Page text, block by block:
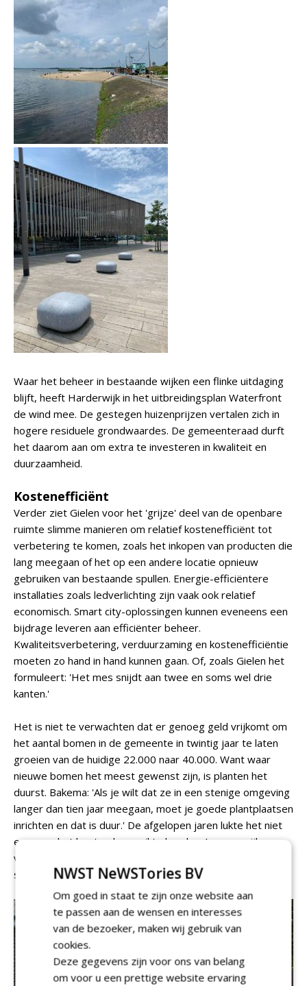
Waar het beheer in bestaande wijken een flinke uitdaging
blijft, heeft Harderwijk in het uitbreidingsplan Waterfront
de wind mee. De gestegen huizenprijzen vertalen zich in
hogere residuele grondwaardes. De gemeenteraad durft
het daarom aan om extra te investeren in kwaliteit en
duurzaamheid.
Kostenefficiënt
Verder ziet Gielen voor het 'grijze' deel van de openbare
ruimte slimme manieren om relatief kostenefficiënt tot
verbetering te komen, zoals het inkopen van producten die
lang meegaan of het op een andere locatie opnieuw
gebruiken van bestaande spullen. Energie-efficiëntere
installaties zoals ledverlichting zijn vaak ook relatief
economisch. Smart city-oplossingen kunnen eveneens een
bijdrage leveren aan efficiënter beheer.
Kwaliteitsverbetering, verduurzaming en kostenefficiëntie
moeten zo hand in hand kunnen gaan. Of, zoals Gielen het
formuleert: 'Het mes snijdt aan twee en soms wel drie
kanten.'
Het is niet te verwachten dat er genoeg geld vrijkomt om
het aantal bomen in de gemeente in twintig jaar te laten
groeien van de huidige 22.000 naar 40.000. Want waar
nieuwe bomen het meest gewenst zijn, is planten het
duurst. Bakema: 'Als je wilt dat ze in een stenige omgeving
langer dan tien jaar meegaan, moet je goede plantplaatsen
inrichten en dat is duur.' De afgelopen jaren lukte het niet
eens om het bestand op peil te houden. In woonwijken
verdwenen juist plantplaatsen om extra ruimte te
scheppen voor parkeren.
NWST NeWSTories BV
Om goed in staat te zijn onze website aan
te passen aan de wensen en interesses
van de bezoeker, maken wij gebruik van
cookies.
Deze gegevens zijn voor ons van belang
om voor u een prettige website ervaring